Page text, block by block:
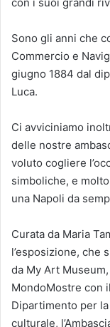
Sono gli anni che
Commercio e
giugno 1884 dal
Luca.
Ci avviciniamo
delle nostre
voluto cogliere
simboliche, e
una Napoli da
Curata da Maria
l’esposizione, che
da My Art
MondoMostre con
Dipartimento per
culturale,